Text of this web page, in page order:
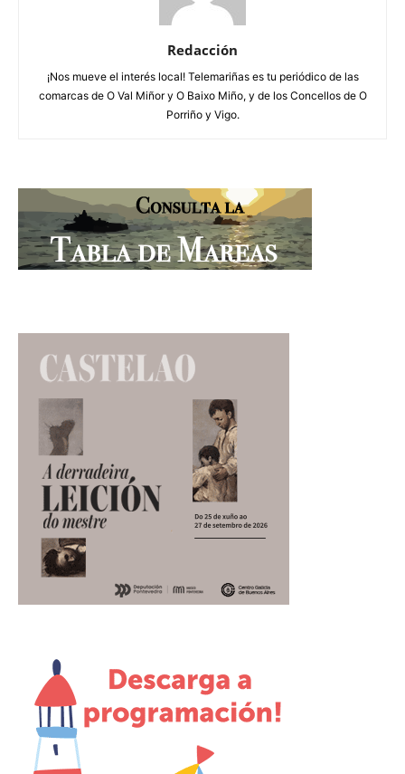
Redacción
¡Nos mueve el interés local! Telemariñas es tu periódico de las
comarcas de O Val Miñor y O Baixo Miño, y de los Concellos de O
Porriño y Vigo.